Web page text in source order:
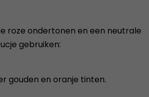
roze ondertonen en een neutrale
gebruiken:
gouden en oranje tinten.